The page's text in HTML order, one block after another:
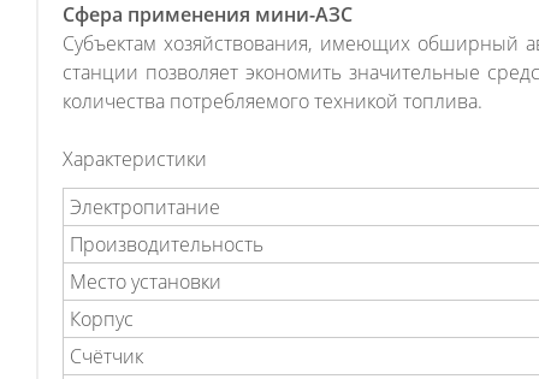
Сфера применения мини-АЗС
Субъектам хозяйствования, имеющих обширный
станции позволяет экономить значительные
количества потребляемого техникой топлива.
Характеристики
Электропитание
Производительность
Место установки
Корпус
Счётчик